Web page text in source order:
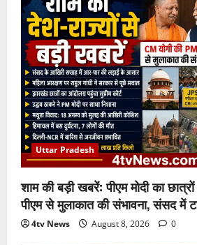
Uttar Pradesh
शाम की बड़ी खबरें: पीएम मोदी का
पीएम से मुलाकात की संभावना, संसद में
4tv News August 8, 2026 0